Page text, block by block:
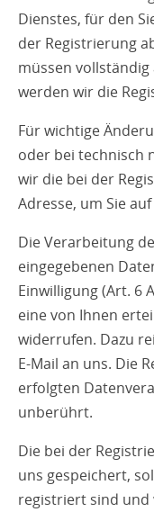
Dienstes, für den
der Registrierung
müssen
werden wir die
Für wichtige
oder bei technisch
wir die bei der
Adresse, um Sie
Die Verarbeitung
eingegebenen
Einwilligung (Art. 6
eine von Ihnen
widerrufen. Dazu
E-Mail an uns. Die
erfolgten
unberührt.
Die bei der
uns gespeichert,
registriert sind und